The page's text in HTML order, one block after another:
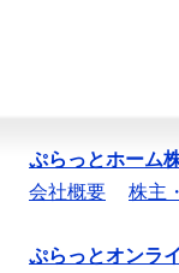
ぷらっとホーム
会社概要
株主
ぷらっとオンラ